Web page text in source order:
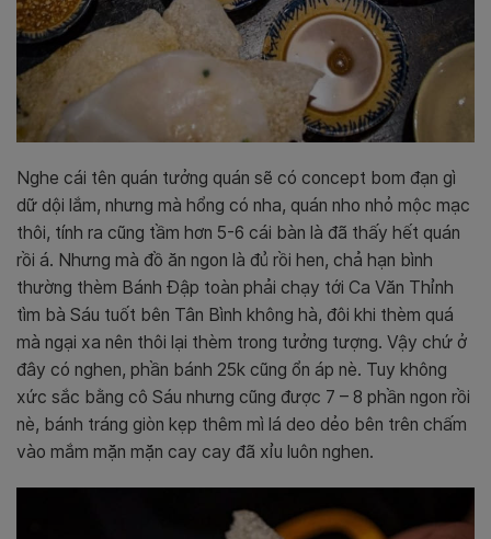
Nghe cái tên quán tưởng quán sẽ có concept bom đạn gì
dữ dội lắm, nhưng mà hổng có nha, quán nho nhỏ mộc mạc
thôi, tính ra cũng tầm hơn 5-6 cái bàn là đã thấy hết quán
rồi á. Nhưng mà đồ ăn ngon là đủ rồi hen, chả hạn bình
thường thèm Bánh Đập toàn phải chạy tới Ca Văn Thỉnh
tìm bà Sáu tuốt bên Tân Bình không hà, đôi khi thèm quá
mà ngại xa nên thôi lại thèm trong tưởng tượng. Vậy chứ ở
đây có nghen, phần bánh 25k cũng ổn áp nè. Tuy không
xức sắc bằng cô Sáu nhưng cũng được 7 – 8 phần ngon rồi
nè, bánh tráng giòn kẹp thêm mì lá deo dẻo bên trên chấm
vào mắm mặn mặn cay cay đã xỉu luôn nghen.